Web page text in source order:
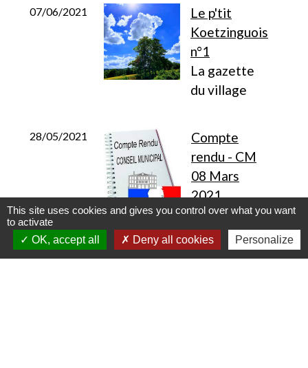
07/06/2021
Le p'tit
Koetzinguois
n°1
La gazette
du village
28/05/2021
Compte
rendu - CM
08 Mars
2021
1-2-3-4-5-6-7-8-9-10-11
This site uses cookies and gives you control over what you want
to activate
OK, accept all
Deny all cookies Personalize